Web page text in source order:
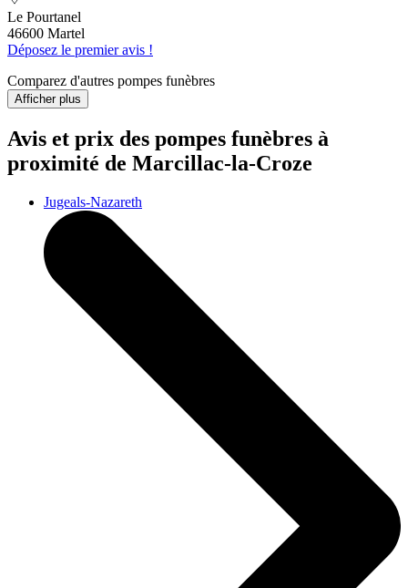
Le Pourtanel
46600 Martel
Déposez le premier avis !
Comparez d'autres pompes funèbres
Afficher plus
Avis et prix des pompes funèbres à
proximité de Marcillac-la-Croze
Jugeals-Nazareth